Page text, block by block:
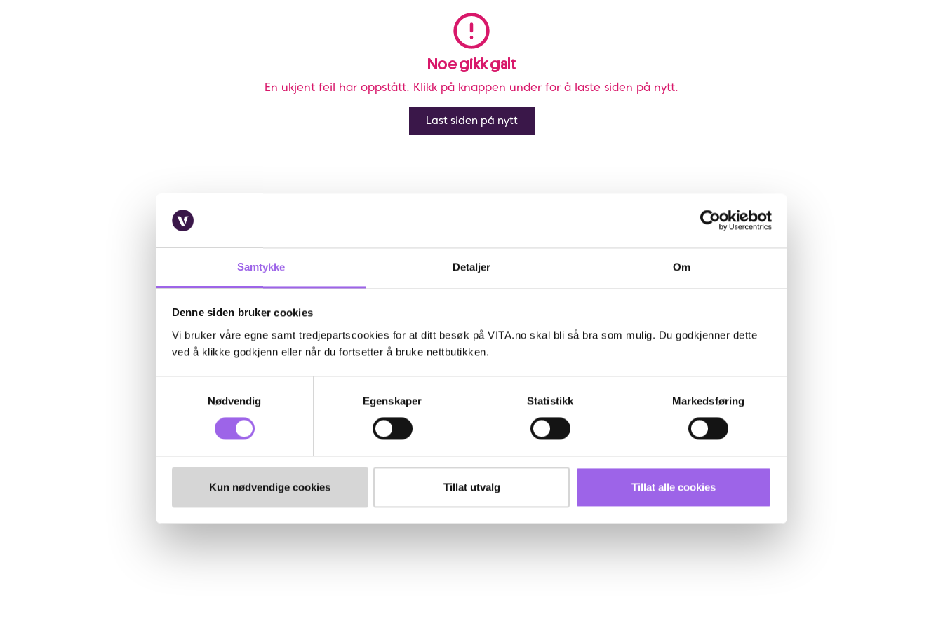
Samtykke Detaljer Om
Denne siden bruker cookies
Vi bruker våre egne samt tredjepartscookies for at ditt besøk på VITA.no skal bli så bra som mulig. Du godkjenner dette
ved å klikke godkjenn eller når du fortsetter å bruke nettbutikken.
Nødvendig
Egenskaper Statistikk Markedsføring
Kun nødvendige cookies Tillat utvalg Tillat alle cookies
Noe gikk galt
En ukjent feil har oppstått. Klikk på knappen under for å laste siden på nytt.
Last siden på nytt